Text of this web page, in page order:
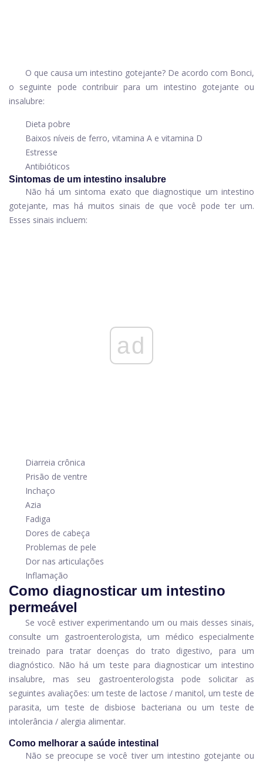
O que causa um intestino gotejante? De acordo com Bonci,
o seguinte pode contribuir para um intestino gotejante ou
insalubre:
Dieta pobre
Baixos níveis de ferro, vitamina A e vitamina D
Estresse
Antibióticos
Sintomas de um intestino insalubre
Não há um sintoma exato que diagnostique um intestino
gotejante, mas há muitos sinais de que você pode ter um.
Esses sinais incluem:
ad
Diarreia crônica
Prisão de ventre
Inchaço
Azia
Fadiga
Dores de cabeça
Problemas de pele
Dor nas articulações
Inflamação
Como diagnosticar um intestino
permeável
Se você estiver experimentando um ou mais desses sinais,
consulte um gastroenterologista, um médico especialmente
treinado para tratar doenças do trato digestivo, para um
diagnóstico. Não há um teste para diagnosticar um intestino
insalubre, mas seu gastroenterologista pode solicitar as
seguintes avaliações: um teste de lactose / manitol, um teste de
parasita, um teste de disbiose bacteriana ou um teste de
intolerância / alergia alimentar.
Como melhorar a saúde intestinal
Não se preocupe se você tiver um intestino gotejante ou